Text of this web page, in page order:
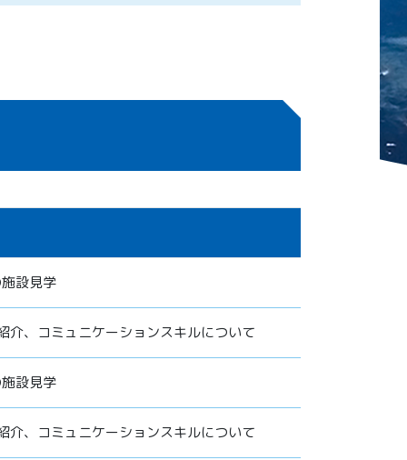
設見学
介、コミュニケーションスキルについて
設見学
介、コミュニケーションスキルについて